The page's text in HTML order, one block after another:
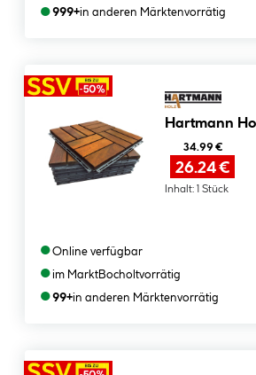
●999+in anderen Märktenvorrätig
Hartmann
34.99 €
26.24 €
Inhalt: 1 Stück
●Online verfügbar
●im MarktBocholtvorrätig
●99+in anderen Märktenvorrätig